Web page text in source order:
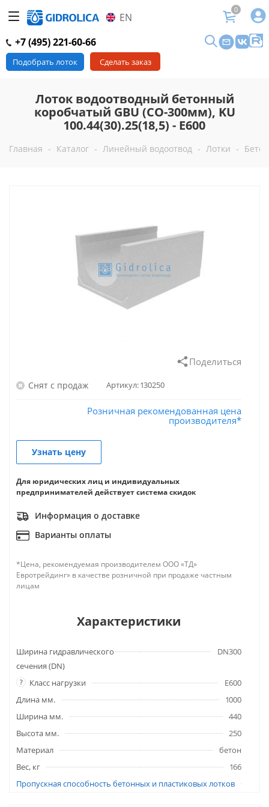
EN
0
+7 (495) 221-60-66
Подобрать лоток Сделать заказ
Лоток водоотводный бетонный
коробчатый GBU (СО-300мм), KU
100.44(30).25(18,5) - E600
Главная - Каталог - Линейный водоотвод - Лотки -
Поделиться
Снят с продаж Артикул:130250
Розничная рекомендованная цена
производителя*
Узнать цену
Для юридических лиц и индивидуальных
предпринимателей действует система скидок
Информация о доставке
Варианты оплаты
*Цена, рекомендуемая производителем ООО «ТД»
Евротрейдинг» в качестве розничной при продаже частным
лицам
Характеристики
Ширина гидравлического
сечения (DN)
DN300
? Класс нагрузки
E600
Длина мм.
1000
Ширина мм.
440
Высота мм.
250
Материал
бетон
Вес, кг
166
Пропускная способность бетонных и пластиковых лотков